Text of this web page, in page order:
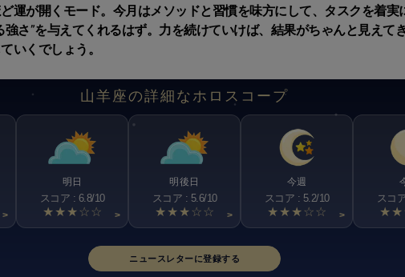
運が開くモード。今月はメソッドと習慣を味方にして、タスクを着実
さ”を与えてくれるはず。力を続けていけば、結果がちゃんと見えて
いくでしょう。
山羊座の詳細なホロスコープ
>
明日
スコア : 6.8/10
★★★☆☆ >
明後日
スコア : 5.6/10
★★★☆☆ >
今週
スコア : 5.2/10
★★★☆☆ >
スコ
ニュースレターに登録する